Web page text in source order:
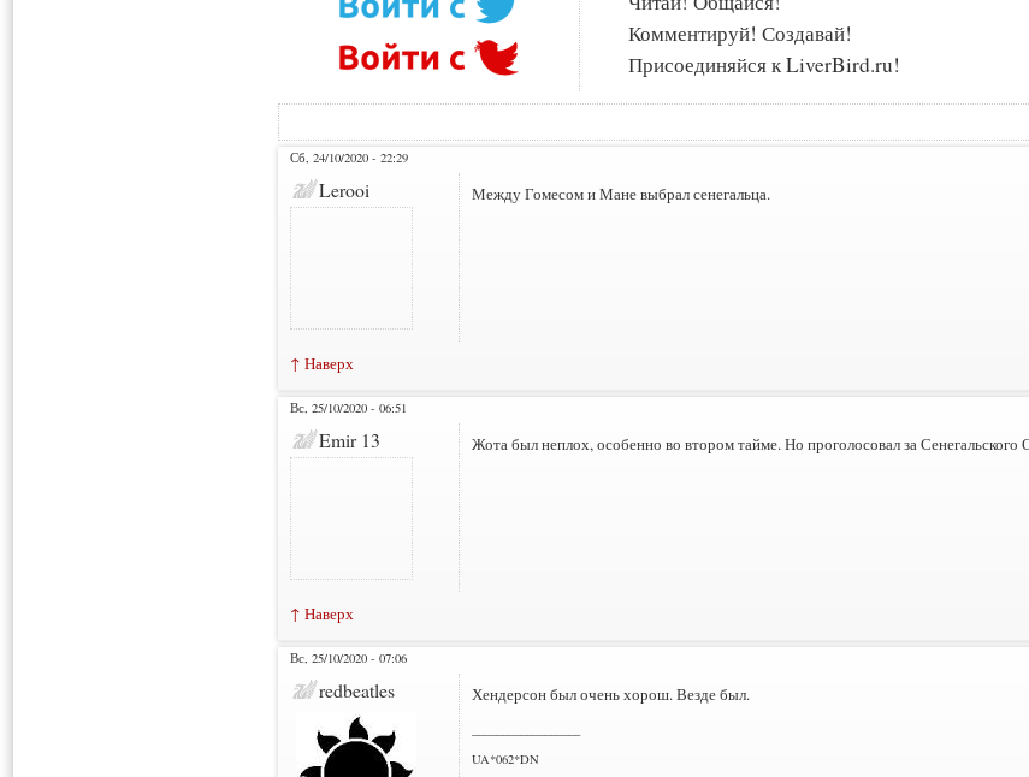
Комментируй! Создавай!
Присоединяйся к LiverBird.ru!
Сб, 24/10/2020 - 22:29
Lerooi Между Гомесом и Мане выбрал сенегальца.
↑ Наверх
Вс, 25/10/2020 - 06:51
Emir 13 Жота был неплох, особенно во втором тайме. Но проголосовал за Сенегальского
↑ Наверх
Вс, 25/10/2020 - 07:06
redbeatles Хендерсон был очень хорош. Везде был.
UA*062*DN